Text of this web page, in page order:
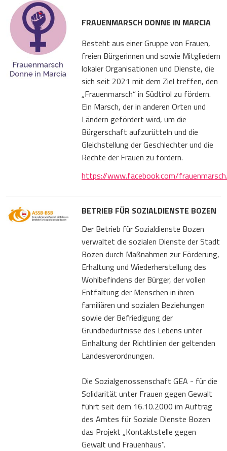
FRAUENMARSCH DONNE IN MARCIA
Besteht aus einer Gruppe von Frauen,
freien Bürgerinnen und sowie Mitgliedern
lokaler Organisationen und Dienste, die
sich seit 2021 mit dem Ziel treffen, den
„Frauenmarsch“ in Südtirol zu fördern.
Ein Marsch, der in anderen Orten und
Ländern gefördert wird, um die
Bürgerschaft aufzurütteln und die
Gleichstellung der Geschlechter und die
Rechte der Frauen zu fördern.
https://www.facebook.com/
BETRIEB FÜR SOZIALDIENSTE BOZEN
Der Betrieb für Sozialdienste Bozen
verwaltet die sozialen Dienste der Stadt
Bozen durch Maßnahmen zur Förderung,
Erhaltung und Wiederherstellung des
Wohlbefindens der Bürger, der vollen
Entfaltung der Menschen in ihren
familiären und sozialen Beziehungen
sowie der Befriedigung der
Grundbedürfnisse des Lebens unter
Einhaltung der Richtlinien der geltenden
Landesverordnungen.
Die Sozialgenossenschaft GEA - für die
Solidarität unter Frauen gegen Gewalt
führt seit dem 16.10.2000 im Auftrag
des Amtes für Soziale Dienste Bozen
das Projekt „Kontaktstelle gegen
Gewalt und Frauenhaus".